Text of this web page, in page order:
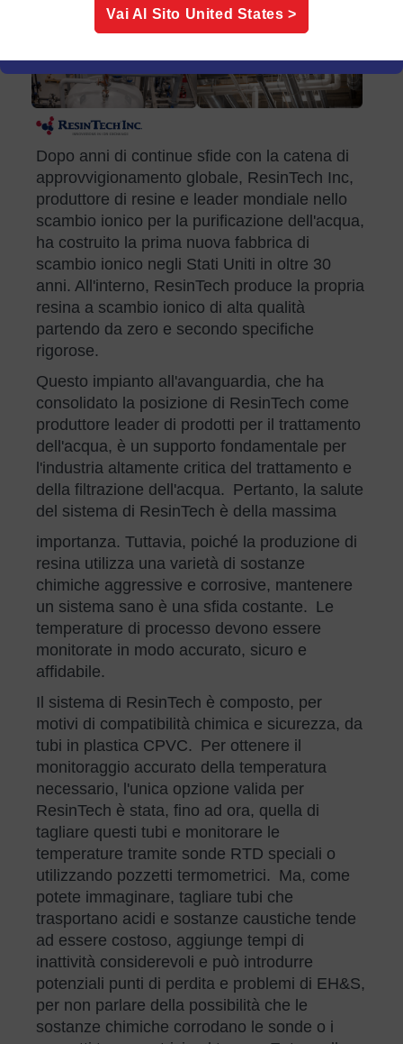
Dopo anni di continue sfide con la catena di
approvvigionamento globale, ResinTech Inc,
produttore di resine e leader mondiale nello
scambio ionico per la purificazione dell'acqua,
ha costruito la prima nuova fabbrica di
scambio ionico negli Stati Uniti in oltre 30
anni. All'interno, ResinTech produce la propria
resina a scambio ionico di alta qualità
partendo da zero e secondo specifiche
rigorose.
Questo impianto all'avanguardia, che ha
consolidato la posizione di ResinTech come
produttore leader di prodotti per il trattamento
dell'acqua, è un supporto fondamentale per
l'industria altamente critica del trattamento e
della filtrazione dell'acqua. Pertanto, la salute
del sistema di ResinTech è della massima
importanza. Tuttavia, poiché la produzione di
resina utilizza una varietà di sostanze
chimiche aggressive e corrosive, mantenere
un sistema sano è una sfida costante. Le
temperature di processo devono essere
monitorate in modo accurato, sicuro e
affidabile.
Il sistema di ResinTech è composto, per
motivi di compatibilità chimica e sicurezza, da
tubi in plastica CPVC. Per ottenere il
monitoraggio accurato della temperatura
necessario, l'unica opzione valida per
ResinTech è stata, fino ad ora, quella di
tagliare questi tubi e monitorare le
temperature tramite sonde RTD speciali o
utilizzando pozzetti termometrici. Ma, come
potete immaginare, tagliare tubi che
trasportano acidi e sostanze caustiche tende
ad essere costoso, aggiunge tempi di
inattività considerevoli e può introdurre
potenziali punti di perdita e problemi di EH&S,
per non parlare della possibilità che le
sostanze chimiche corrodano le sonde o i
Vai Al Sito United States >